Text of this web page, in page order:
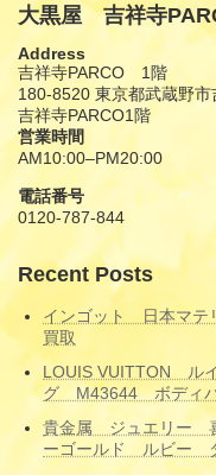
大黒屋 吉祥寺
Address
吉祥寺PARCO 1階
180-8520 東京都武蔵野
吉祥寺PARCO1階
営業時間
AM10:00–PM20:00
電話番号
0120-787-844
Recent Posts
インゴット 日本マ
買取
LOUIS VUITTON ル
グ M43644 ボディ
貴金属 ジュエリー
ーゴールド ルビー